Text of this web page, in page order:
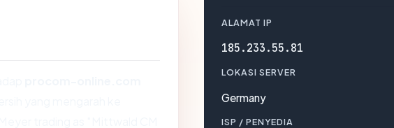
ALAMAT IP
185.233.55.81
LOKASI SERVER
Germany
ISP / PENYEDIA